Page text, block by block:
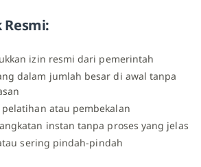
Resmi:
izin resmi dari pemerintah
dalam jumlah besar di awal tanpa
atau pembekalan
instan tanpa proses yang jelas
sering pindah-pindah